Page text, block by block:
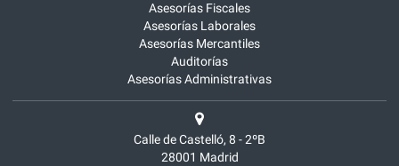
Asesorías Fiscales
Asesorías Laborales
Asesorías Mercantiles
Auditorías
Asesorías Administrativas
Calle de Castelló, 8 - 2ºB
28001 Madrid